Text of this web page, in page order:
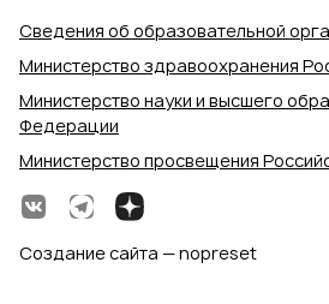
Сведения об образовательной
Министерство здравоохранения
Министерство науки и высшего
Федерации
Министерство просвещения
Создание сайта — nopreset